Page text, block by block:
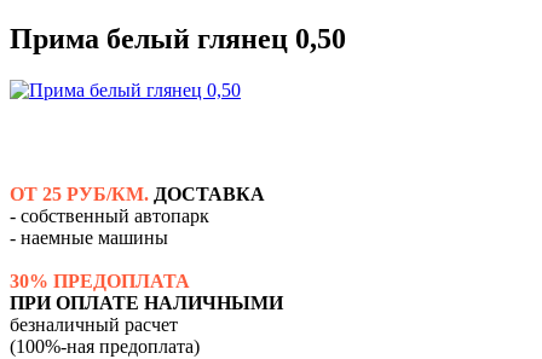
Прима белый глянец 0,50
ОТ 25 РУБ/КМ. ДОСТАВКА
- собственный автопарк
- наемные машины
30% ПРЕДОПЛАТА
ПРИ ОПЛАТЕ НАЛИЧНЫМИ
безналичный расчет
(100%-ная предоплата)